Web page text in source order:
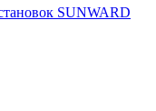
SUNWARD